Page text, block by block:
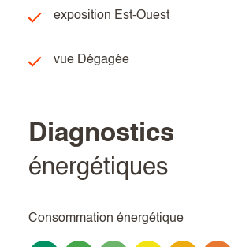
exposition Est-Ouest
vue Dégagée
diagnostics
énergétiques
Consommation énergétique